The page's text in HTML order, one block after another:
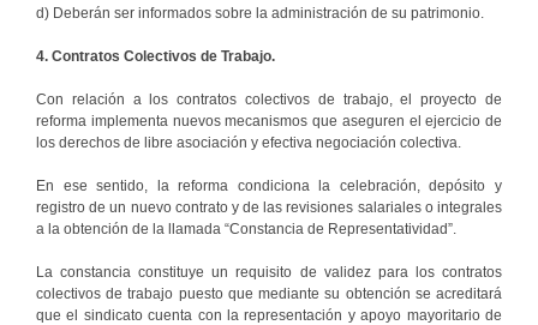
d) Deberán ser informados sobre la administración de su patrimonio.
4. Contratos Colectivos de Trabajo.
Con relación a los contratos colectivos de trabajo, el proyecto de
reforma implementa nuevos mecanismos que aseguren el ejercicio de
los derechos de libre asociación y efectiva negociación colectiva.
En ese sentido, la reforma condiciona la celebración, depósito y
registro de un nuevo contrato y de las revisiones salariales o integrales
a la obtención de la llamada “Constancia de Representatividad”.
La constancia constituye un requisito de validez para los contratos
colectivos de trabajo puesto que mediante su obtención se acreditará
que el sindicato cuenta con la representación y apoyo mayoritario de